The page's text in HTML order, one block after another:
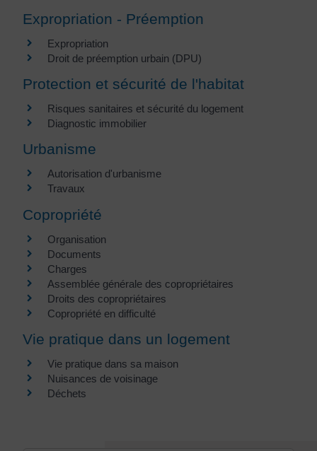
Expropriation - Préemption
Expropriation
Droit de préemption urbain (DPU)
Protection et sécurité de l'habitat
Risques sanitaires et sécurité du logement
Diagnostic immobilier
Urbanisme
Autorisation d'urbanisme
Travaux
Copropriété
Organisation
Documents
Charges
Assemblée générale des copropriétaires
Droits des copropriétaires
Copropriété en difficulté
Vie pratique dans un logement
Vie pratique dans sa maison
Nuisances de voisinage
Déchets